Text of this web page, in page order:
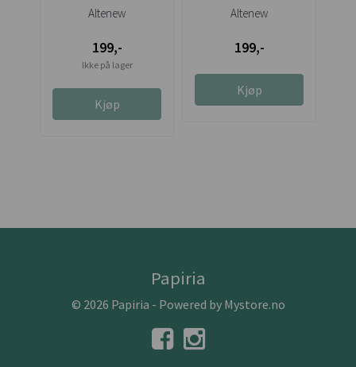
Camellia 3D
Altenew
199,-
Ikke på lager
Kjøp
Embossing Folder
Altenew
199,-
Kjøp
Papiria
© 2026 Papiria - Powered by Mystore.no